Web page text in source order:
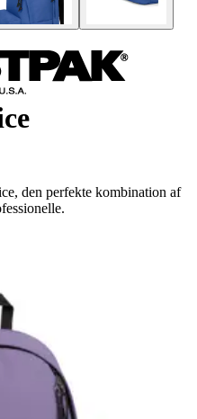
den perfekte kombination af